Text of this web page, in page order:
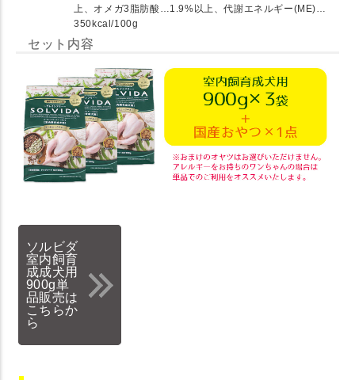
上、オメガ3脂肪酸…1.9%以上、代謝エネルギー(ME)…
350kcal/100g
セット内容
ソルビダ
室内飼育
成成犬用
900g単
品販売は
こちらか
ら